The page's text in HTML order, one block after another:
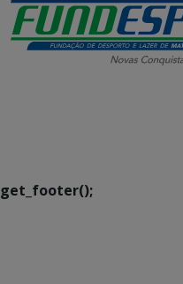
get_footer();